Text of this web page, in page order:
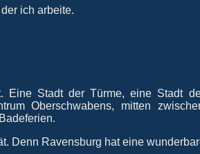
ich arbeite.
Eine Stadt der Türme, eine Stadt
Oberschwabens, mitten
Denn Ravensburg hat eine